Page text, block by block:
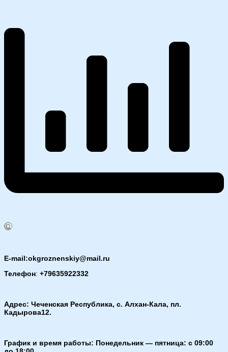
E-mail:okgroznenskiy@mail.ru
Телефон: +79635922332
Адрес: Чеченская Республика, с. Алхан-Кала, пл.
Кадырова12.
График и время работы: Понедельник — пятница: с 09:00